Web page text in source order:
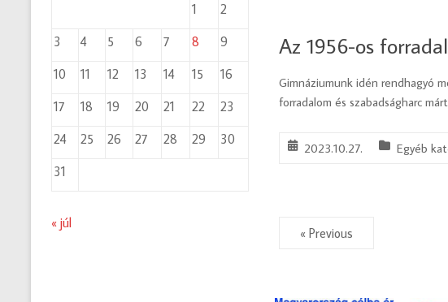
Az 1956-os
Gimnáziumunk idén rendhagyó
forradalom és szabadságharc
2023.10.27. Egyéb
« Previous
1
2
3
4 5 6 7 8
9
10
11 12 13 14 15
16
17
18 19 20 21 22
23
24
25 26 27 28 29
30
31
« júl